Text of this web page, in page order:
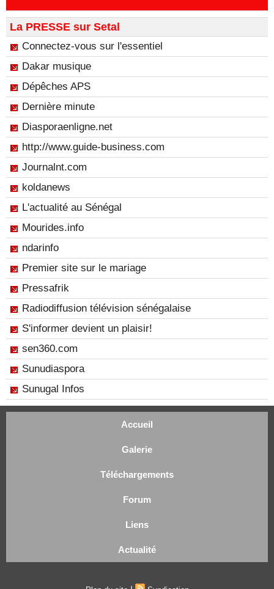
La PRESSE sur Setal
Connectez-vous sur l'essentiel
Dakar musique
Dépêches APS
Dernière minute
Diasporaenligne.net
http://www.guide-business.com
Journalnt.com
koldanews
L'actualité au Sénégal
Mourides.info
ndarinfo
Premier site sur le mariage
Pressafrik
Radiodiffusion télévision sénégalaise
S'informer devient un plaisir!
sen360.com
Sunudiaspora
Sunugal Infos
Accueil
Galerie
Téléchargements
Forum
Liens
Actualité